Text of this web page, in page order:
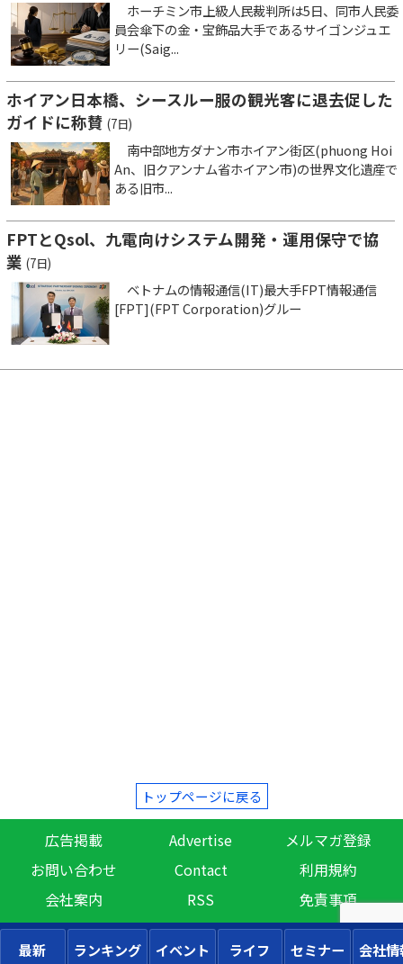
ホーチミン市上級人民裁判所は5日、同市人民委
員会傘下の金・宝飾品大手であるサイゴンジュエ
リー(Saig...
ホイアン日本橋、シースルー服の観光客に退去促した
ガイドに称賛 (7日)
南中部地方ダナン市ホイアン街区(phuong Hoi
An、旧クアンナム省ホイアン市)の世界文化遺産で
ある旧市...
FPTとQsol、九電向けシステム開発・運用保守で協
業 (7日)
ベトナムの情報通信(IT)最大手FPT情報通信
[FPT](FPT Corporation)グルー
トップページに戻る
広告掲載 Advertise
メルマガ登録
お問い合わせ
Contact
利用規約
会社案内
RSS 免責事項
最新 ランキング イベント ライフ セミナー 会社